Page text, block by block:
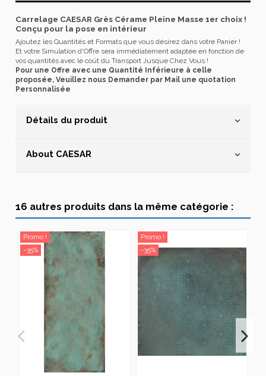
Carrelage CAESAR Grès Cérame Pleine Masse 1er choix !
Conçu pour la pose en intérieur
Ajoutez les Quantités et Formats que vous désirez dans votre Panier !
Et votre Simulation d'Offre sera immédiatement adaptée en fonction de
vos quantités avec le coût du Transport Jusque Chez Vous !
Pour une Offre avec une Quantité Inférieure à celle
proposée, Veuillez nous Demander par Mail une quotation
Personnalisée
Détails du produit
About CAESAR
16 autres produits dans la même catégorie :
Promo !
-35%
Promo !
-35%